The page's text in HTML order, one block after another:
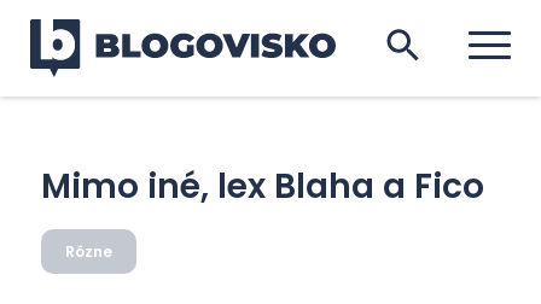
Mimo iné, lex Blaha a Fico
Rôzne